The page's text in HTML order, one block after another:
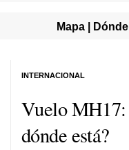
Mapa |
Vuelo
dónde está?
INTERNACIONAL